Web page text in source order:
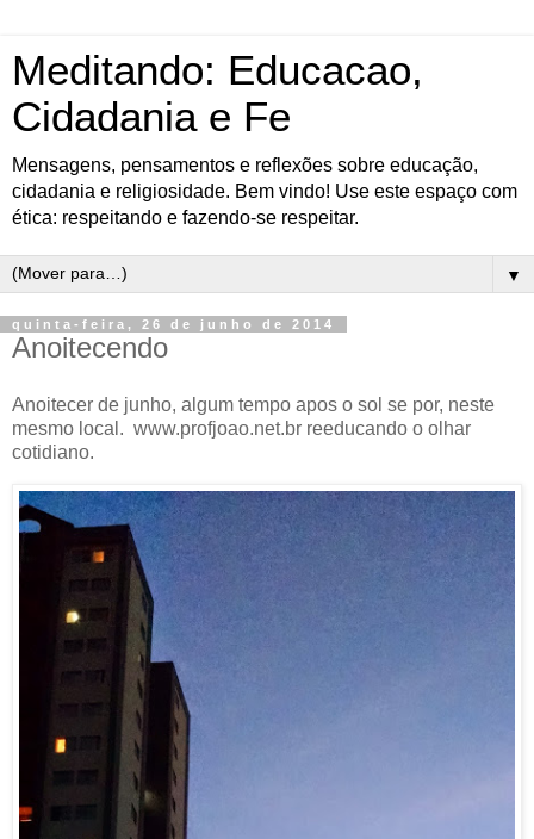
Meditando: Educacao,
Cidadania e Fe
Mensagens, pensamentos e reflexões sobre educação,
cidadania e religiosidade. Bem vindo! Use este espaço com
ética: respeitando e fazendo-se respeitar.
▼
quinta-feira, 26 de junho de 2014
Anoitecendo
Anoitecer de junho, algum tempo apos o sol se por, neste
mesmo local. www.profjoao.net.br reeducando o olhar
cotidiano.